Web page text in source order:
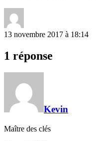
13 novembre 2017 à 18:14
1 réponse
Kevin
Maître des clés